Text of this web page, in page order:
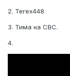
2. Terex448
3. Тима на СВС.
4.